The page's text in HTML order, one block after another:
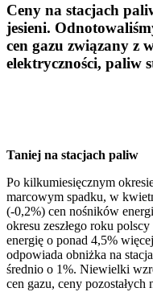
Ceny na stacjach
jesieni.
cen gazu związany z
elektryczności, paliw
Taniej na stacjach paliw
Po kilkumiesięcznym
marcowym spadku, w
(-0,2%) cen nośników
okresu zeszłego roku
energię o ponad 4,5%
odpowiada obniżka na
średnio o 1%. Niewielki
cen gazu, ceny